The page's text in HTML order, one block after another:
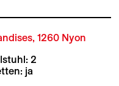
1260 Nyon
2
ja